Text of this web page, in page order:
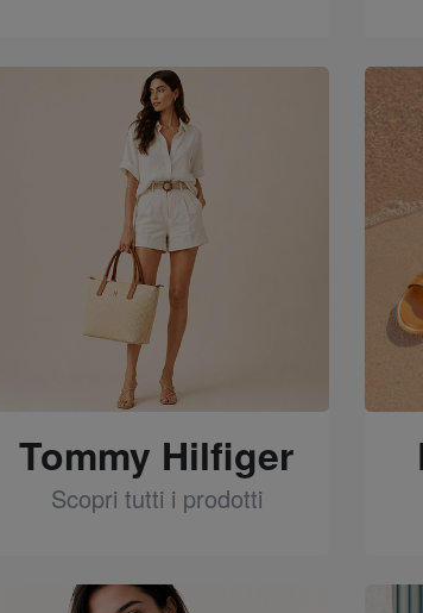
Tommy Hilfiger
Scopri tutti i prodotti